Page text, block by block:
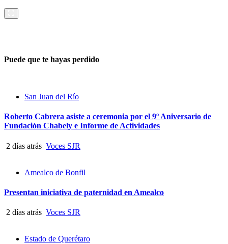
Puede que te hayas perdido
San Juan del Río
Roberto Cabrera asiste a ceremonia por el 9º Aniversario de
Fundación Chabely e Informe de Actividades
2 días atrás Voces SJR
Amealco de Bonfil
Presentan iniciativa de paternidad en Amealco
2 días atrás Voces SJR
Estado de Querétaro